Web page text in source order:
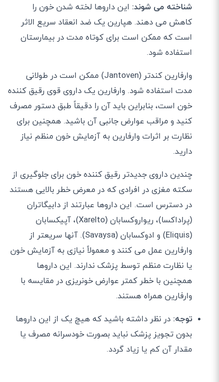
شناخته می شوند: این داروها لخته شدن خون را
کاهش می دهند. هپارین یک ضد انعقاد سریع الاثر
است که ممکن است برای کوتاه مدت در بیمارستان
استفاده شود.
وارفارین کندتر (Jantoven) ممکن است در طولانی
مدت استفاده شود. وارفارین یک داروی قوی رقیق کننده
خون است، بنابراین باید آن را دقیقاً طبق دستور مصرف
کنید و مراقب عوارض جانبی آن باشید. همچنین برای
نظارت بر اثرات وارفارین به آزمایش خون منظم نیاز
دارید.
چندین داروی جدیدتر رقیق کننده خون برای جلوگیری از
سکته مغزی در افرادی که در معرض خطر بالایی هستند
در دسترس است. این داروها عبارتند از دابیگاتران
(پراداکسا)، ریواروکسابان (Xarelto)، آپیکسابان
(Eliquis) و ادوکسابان (Savaysa). آنها سریعتر از
وارفارین عمل می کنند و معمولاً نیازی به آزمایش خون
یا نظارت منظم توسط پزشک ندارند. این داروها
همچنین با خطر کمتر عوارض خونریزی در مقایسه با
وارفارین همراه هستند.
توجه: در نظر داشته باشید که هیچ یک از این داروها
بدون تجویز پزشک نباید بصورت خودسرانه مصرف یا
مقدار آن کم یا زیاد گردد.